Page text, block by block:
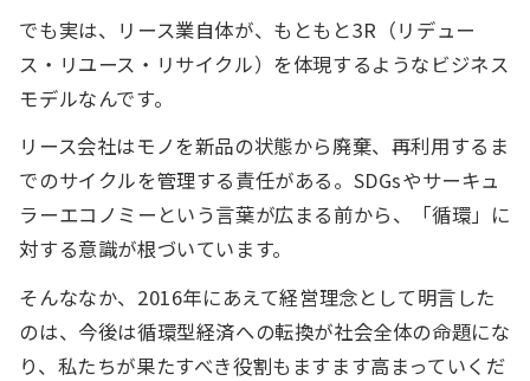
でも実は、リース業自体が、もともと3R（リデュー
ス・リユース・リサイクル）を体現するようなビジネス
モデルなんです。
リース会社はモノを新品の状態から廃棄、再利用するま
でのサイクルを管理する責任がある。SDGsやサーキュ
ラーエコノミーという言葉が広まる前から、「循環」に
対する意識が根づいています。
そんななか、2016年にあえて経営理念として明言した
のは、今後は循環型経済への転換が社会全体の命題にな
り、私たちが果たすべき役割もますます高まっていくだ